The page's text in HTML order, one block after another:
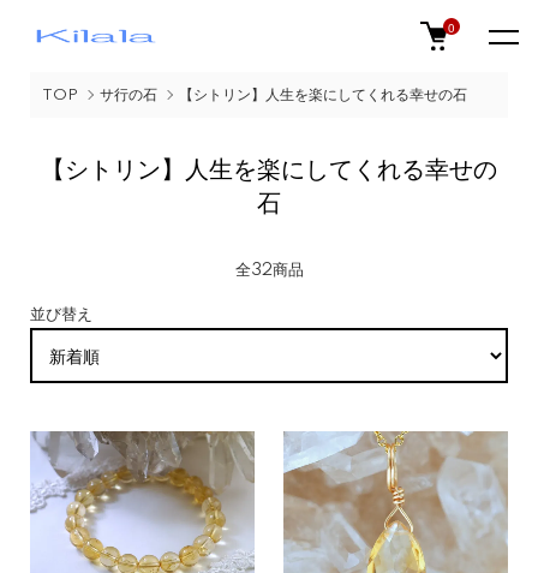
0
TOP サ行の石 【シトリン】人生を楽にしてくれる幸せの石
【シトリン】人生を楽にしてくれる幸せの
石
全32商品
並び替え